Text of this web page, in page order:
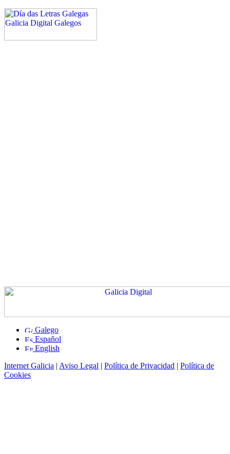
Galego
Español
English
Internet Galicia | Aviso Legal | Política de Privacidad | Política de
Cookies